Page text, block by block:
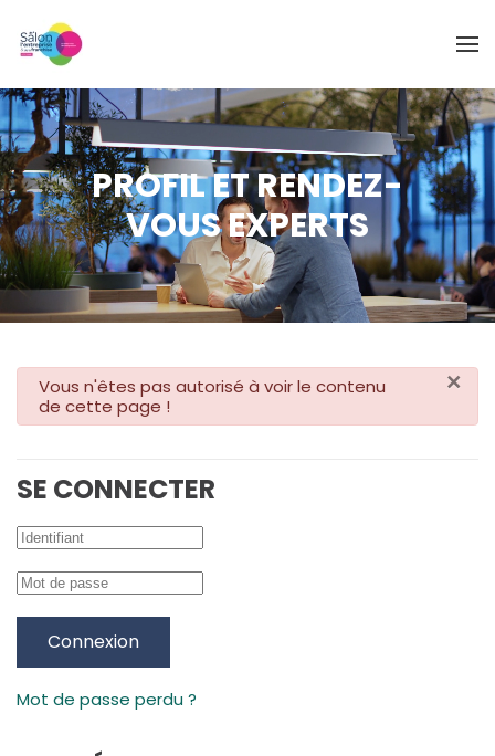
Skip to main content
PROFIL ET RENDEZ-
VOUS EXPERTS
×
danger
Vous n'êtes pas autorisé à voir le contenu
de cette page !
SE CONNECTER
Connexion
Mot de passe perdu ?